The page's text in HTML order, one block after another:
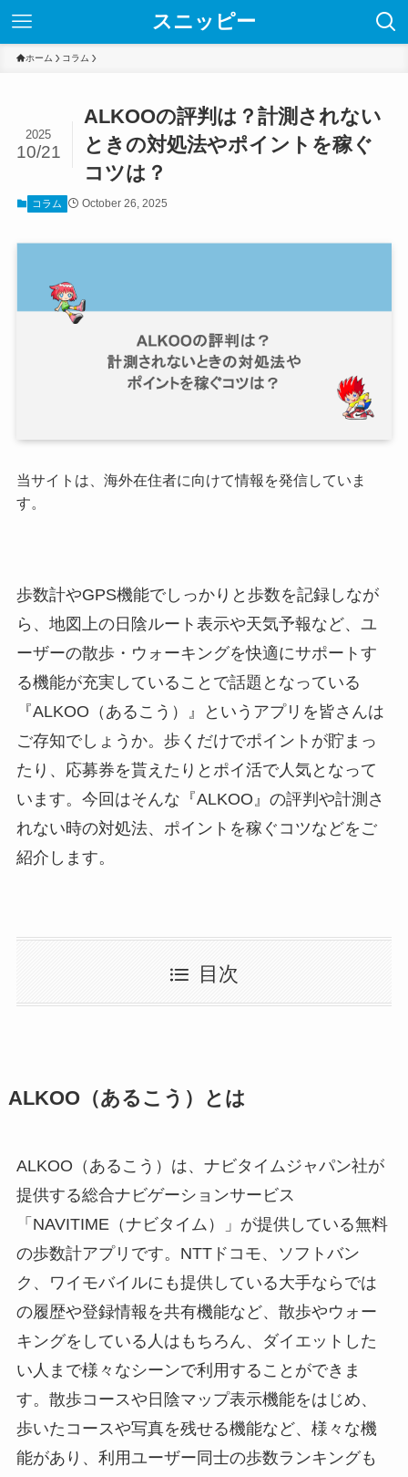
スニッピー
ホーム コラム
ALKOOの評判は？計測されない
ときの対処法やポイントを稼ぐ
コツは？
2025
10/21
コラム October 26, 2025
当サイトは、海外在住者に向けて情報を発信していま
す。
歩数計やGPS機能でしっかりと歩数を記録しなが
ら、地図上の日陰ルート表示や天気予報など、ユ
ーザーの散歩・ウォーキングを快適にサポートす
る機能が充実していることで話題となっている
『ALKOO（あるこう）』というアプリを皆さんは
ご存知でしょうか。歩くだけでポイントが貯まっ
たり、応募券を貰えたりとポイ活で人気となって
います。今回はそんな『ALKOO』の評判や計測さ
れない時の対処法、ポイントを稼ぐコツなどをご
紹介します。
目次
ALKOO（あるこう）とは
ALKOO（あるこう）は、ナビタイムジャパン社が
提供する総合ナビゲーションサービス
「NAVITIME（ナビタイム）」が提供している無料
の歩数計アプリです。NTTドコモ、ソフトバン
ク、ワイモバイルにも提供している大手ならでは
の履歴や登録情報を共有機能など、散歩やウォー
キングをしている人はもちろん、ダイエットした
い人まで様々なシーンで利用することができま
す。散歩コースや日陰マップ表示機能をはじめ、
歩いたコースや写真を残せる機能など、様々な機
能があり、利用ユーザー同士の歩数ランキングも